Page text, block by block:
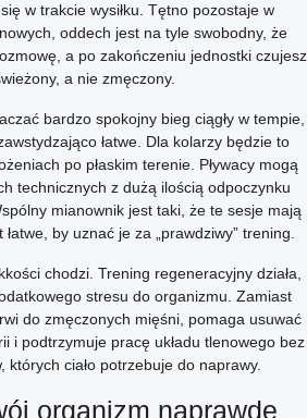
w trakcie wysiłku. Tętno pozostaje w
oddech jest na tyle swobodny, że
a po zakończeniu jednostki czujesz
a nie zmęczony.
bardzo spokojny bieg ciągły w tempie,
łatwe. Dla kolarzy będzie to
po płaskim terenie. Pływacy mogą
technicznych z dużą ilością odpoczynku
mianownik jest taki, że te sesje mają
by uznać je za „prawdziwy” trening.
chodzi. Trening regeneracyjny działa,
stresu do organizmu. Zamiast
do zmęczonych mięśni, pomaga usuwać
i podtrzymuje pracę układu tlenowego bez
których ciało potrzebuje do naprawy.
organizm naprawdę